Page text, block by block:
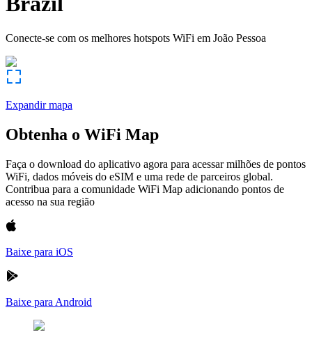
Conecte-se com os melhores hotspots WiFi em João Pessoa
Expandir mapa
Obtenha o WiFi Map
Faça o download do aplicativo agora para acessar milhões de pontos
WiFi, dados móveis do eSIM e uma rede de parceiros global.
Contribua para a comunidade WiFi Map adicionando pontos de
acesso na sua região
Baixe para iOS
Baixe para Android